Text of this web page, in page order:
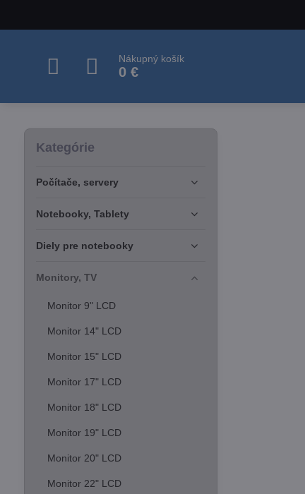
Nákupný košík
0 €
Kategórie
Počítače, servery
Notebooky, Tablety
Diely pre notebooky
Monitory, TV
Monitor 9" LCD
Monitor 14" LCD
Monitor 15" LCD
Monitor 17" LCD
Monitor 18" LCD
Monitor 19" LCD
Monitor 20" LCD
Monitor 22" LCD